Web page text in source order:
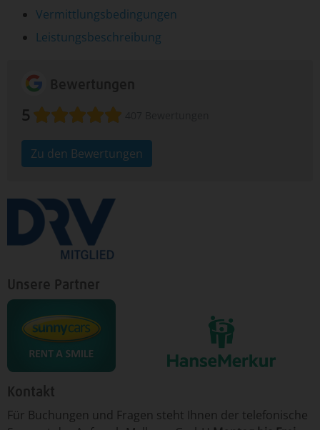
Vermittlungsbedingungen
Leistungsbeschreibung
5
Zu den Bewertungen
Unsere Partner
Kontakt
Für ­Bu­chun­gen un­d Fra­gen ­steht Ih­nen der te­le­fo­nische